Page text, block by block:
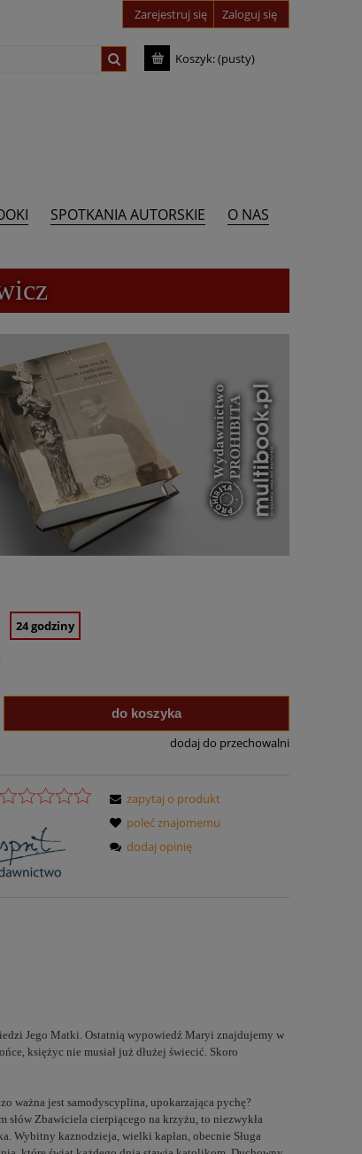
Zarejestruj się Zaloguj się
Koszyk:(pusty)
SPOTKANIA AUTORSKIE
O NAS
24 godziny
do koszyka
dodaj do przechowalni
zapytaj o produkt
poleć znajomemu
dodaj opinię
Jego Matki. Ostatnią wypowiedź Maryi znajdujemy w
księżyc nie musiał już dłużej świecić. Skoro
ważna jest samodyscyplina, upokarzająca pychę?
słów Zbawiciela cierpiącego na krzyżu, to niezwykła
Wybitny kaznodzieja, wielki kapłan, obecnie Sługa